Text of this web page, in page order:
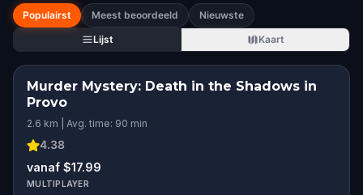
Populairst Meest beoordeeld
Nieuwste
Lijst
Kaart
Murder Mystery: Death in the Shadows in
Provo
2.6 km | Avg. time: 90 min
4.38
vanaf $17.99
MULTIPLAYER